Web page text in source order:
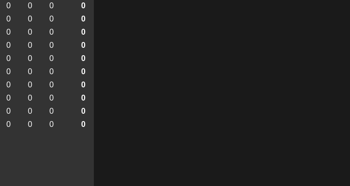
0 0 0 0
0 0 0 0
0 0 0 0
0 0 0 0
0 0 0 0
0 0 0 0
0 0 0 0
0 0 0 0
0 0 0 0
0 0 0 0